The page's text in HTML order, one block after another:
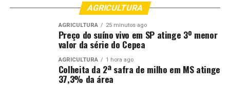
AGRICULTURA
AGRICULTURA 25 minutos ago
Preço do suíno vivo em SP atinge 3º menor
valor da série do Cepea
AGRICULTURA 1 hora ago
Colheita da 2ª safra de milho em MS atinge
37,3% da área